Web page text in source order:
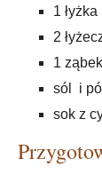
1
2
1
sól i
sok z